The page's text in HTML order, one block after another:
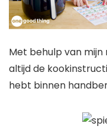
Met behulp van
altijd de
hebt binnen